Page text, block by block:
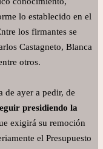
lo establecido en el
los firmantes se
Castagneto, Blanca
otros.
de ayer a pedir, de
presidiendo la
exigirá su remoción
el Presupuesto